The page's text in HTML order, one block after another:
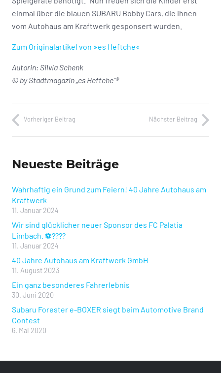
einmal über die blauen SUBARU Bobby Cars, die ihnen
vom Autohaus am Kraftwerk gesponsert wurden.
Zum Originalartikel von »es Heftche«
Autorin: Silvia Schenk
© by Stadtmagazin „es Heftche“®
Vorheriger Beitrag Nächster Beitrag
Neueste Beiträge
Wahrhaftig ein Grund zum Feiern! 40 Jahre Autohaus am
Kraftwerk
11. Januar 2024
Wir sind glücklicher neuer Sponsor des FC Palatia
Limbach. ⚽️????
11. Januar 2024
40 Jahre Autohaus am Kraftwerk GmbH
11. August 2023
Ein ganz besonderes Fahrerlebnis
30. Juni 2020
Subaru Forester e-BOXER siegt beim Automotive Brand
Contest
6. Mai 2020